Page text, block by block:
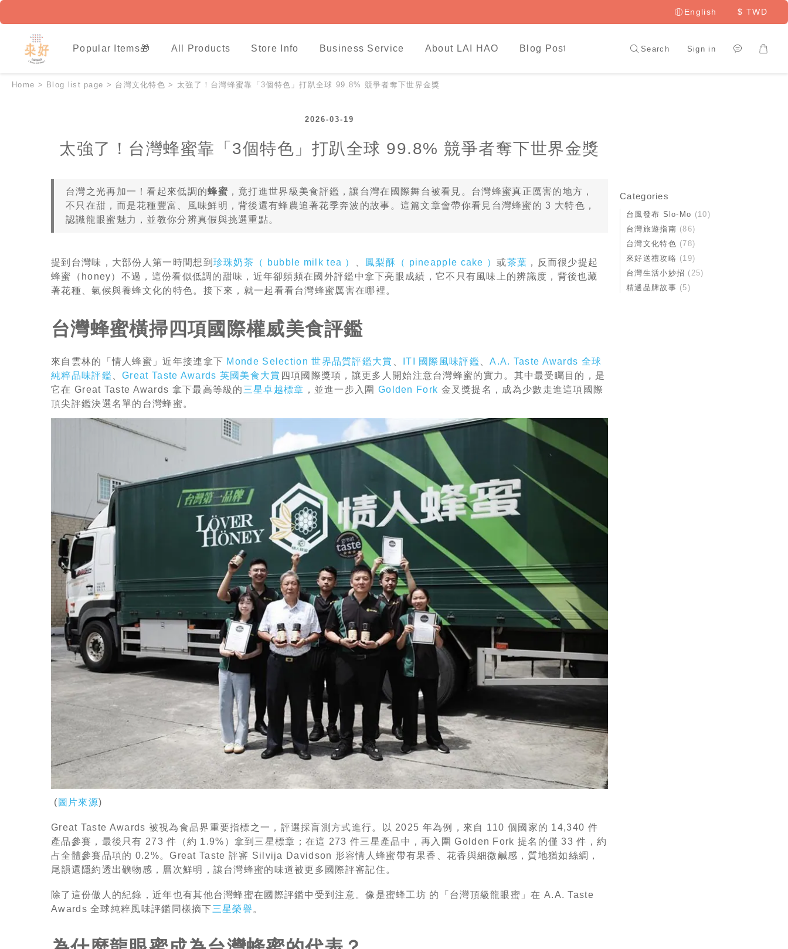
English $ TWD
Popular Items🎁 All Products Store Info Business Service About LAI HAO Blog Posts LAI HAO Member
Search Sign in
Home > Blog list page > 台灣文化特色 > 太強了！台灣蜂蜜靠「3個特色」打趴全球 99.8% 競爭者奪下世界金獎
2026-03-19
太強了！台灣蜂蜜靠「3個特色」打趴全球 99.8% 競爭者奪下世界金獎
台灣之光再加一！看起來低調的蜂蜜，竟打進世界級美食評鑑，讓台灣在國際舞台被看見。台灣蜂蜜真正厲害的地方，
不只在甜，而是花種豐富、風味鮮明，背後還有蜂農追著花季奔波的故事。這篇文章會帶你看見台灣蜂蜜的 3 大特色，
認識龍眼蜜魅力，並教你分辨真假與挑選重點。
提到台灣味，大部份人第一時間想到 珍珠奶茶（ bubble milk tea ） 鳳梨酥（ pineapple cake ）或茶葉 ，反而很少提起
蜂蜜（honey）不過，這份看似低調的甜味，近年卻頻頻在國外評鑑中拿下亮眼成績，它不只有風味上的辨識度，背後也藏
著花種、氣候與養蜂文化的特色。接下來，就一起看看台灣蜂蜜厲害在哪裡。
台灣蜂蜜橫掃四項國際權威美食評鑑
來自雲林的「情人蜂蜜」近年接連拿下 Monde Selection 世界品質評鑑大賞 ITI 國際風味評鑑 、A.A. Taste Awards 全球
純粹品味評鑑 、Great Taste Awards 英國美食大賞 四項國際獎項，讓更多人開始注意台灣蜂蜜的實力。其中最受矚目的，是
它在 Great Taste Awards 拿下最高等級的 三星卓越標章 ，並進一步入圍 Golden Fork 金叉獎提名，成為少數走進這項國際
頂尖評鑑決選名單的台灣蜂蜜。
( 圖片來源)
Great Taste Awards 被視為食品界重要指標之一，評選採盲測方式進行。以 2025 年為例，來自 110 個國家的 14,340 件
產品參賽，最後只有 273 件（約 1.9%）拿到三星標章；在這 273 件三星產品中，再入圍 Golden Fork 提名的僅 33 件，約
占全體參賽品項的 0.2%。Great Taste 評審 Silvija Davidson 形容情人蜂蜜帶有果香、花香與細微鹹感，質地猶如絲綢，
尾韻還隱約透出礦物感，層次鮮明，讓台灣蜂蜜的味道被更多國際評審記住。
除了這份傲人的紀錄，近年也有其他台灣蜂蜜在國際評鑑中受到注意。像是蜜蜂工坊 的「台灣頂級龍眼蜜」在 A.A. Taste
Awards 全球純粹風味評鑑同樣摘下三星榮譽 。
Categories
台風發布 Slo-Mo (10)
台灣旅遊指南 (86)
台灣文化特色 (78)
來好送禮攻略 (19)
台灣生活小妙招 (25)
精選品牌故事 (5)